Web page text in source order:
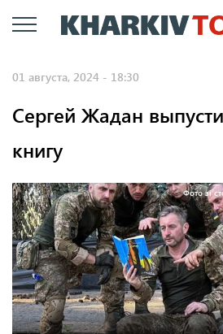
к
01 августа, 2024 - 18:30
Сергей Жадан
книгу
Фото зі